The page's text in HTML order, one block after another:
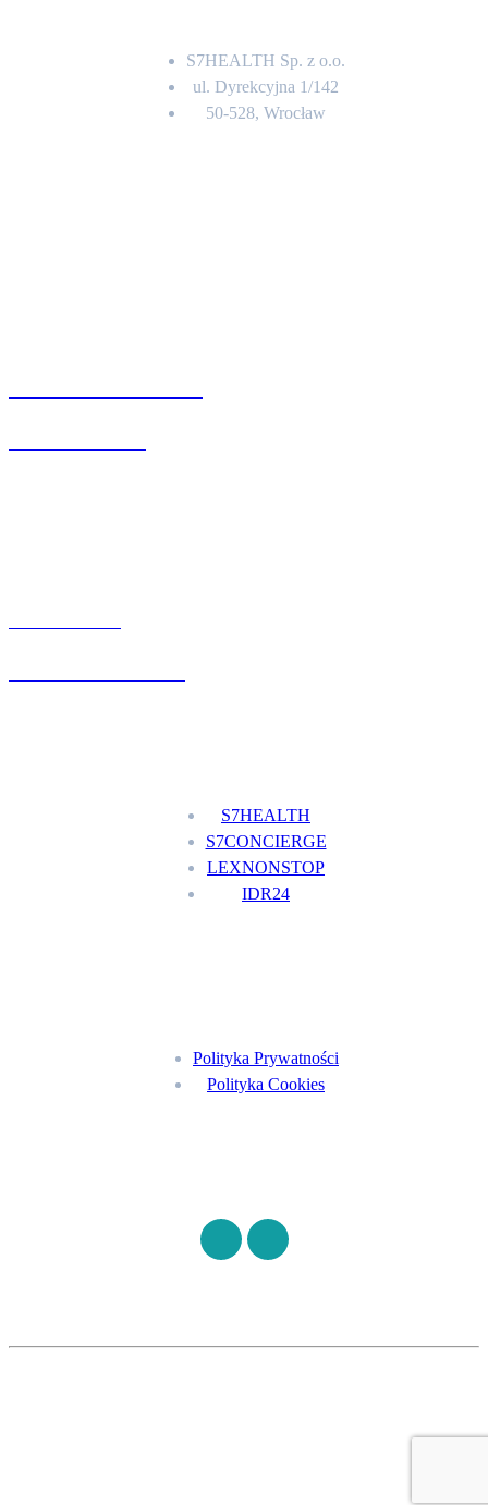
S7HEALTH Sp. z o.o.
ul. Dyrekcyjna 1/142
50-528, Wrocław
S7HEALTH
S7CONCIERGE
LEXNONSTOP
IDR24
Polityka Prywatności
Polityka Cookies